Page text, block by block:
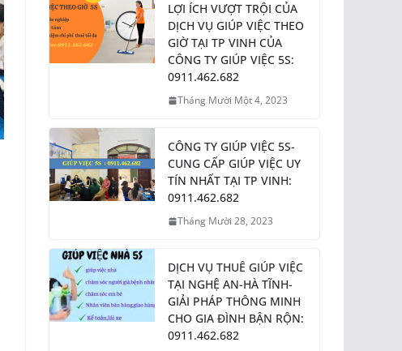
LỢI ÍCH VƯỢT TRỘI CỦA
DỊCH VỤ GIÚP VIỆC THEO
GIỜ TẠI TP VINH CỦA
CÔNG TY GIÚP VIỆC 5S:
0911.462.682
Tháng Mười Một 4, 2023
CÔNG TY GIÚP VIỆC 5S-
CUNG CẤP GIÚP VIỆC UY
TÍN NHẤT TẠI TP VINH:
0911.462.682
Tháng Mười 28, 2023
DỊCH VỤ THUÊ GIÚP VIỆC
TẠI NGHỆ AN-HÀ TĨNH-
GIẢI PHÁP THÔNG MINH
CHO GIA ĐÌNH BẬN RỘN:
0911.462.682